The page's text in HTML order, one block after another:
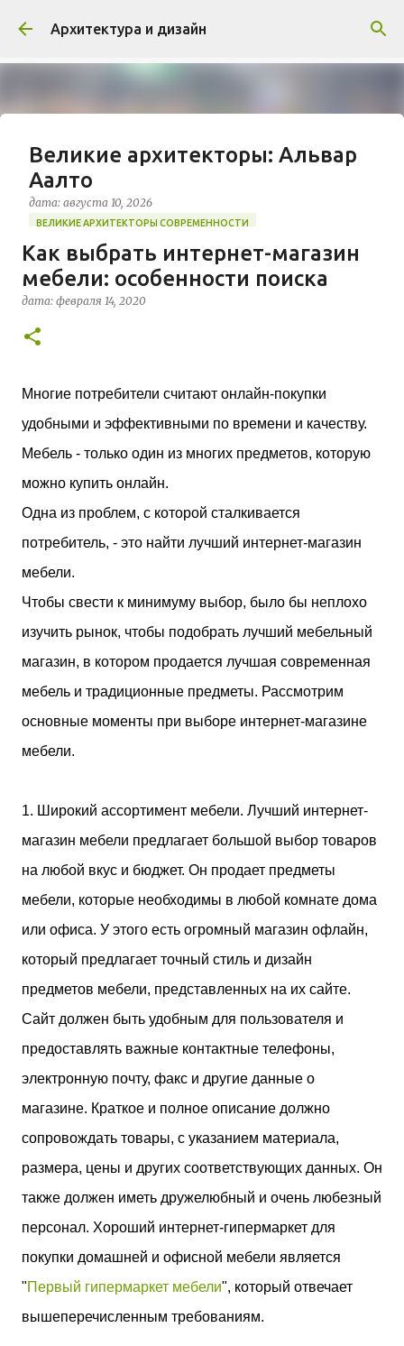
К основному контенту
Архитектура и дизайн
Великие архитекторы: Альвар
Аалто
дата: августа 10, 2026
ВЕЛИКИЕ АРХИТЕКТОРЫ СОВРЕМЕННОСТИ
https://www.archdaily.com/326424/happy-115th-
birthday-alvar-aalto Алвар Аалто (1898–1976) по
праву считается знаковой фигурой модернизма
Финляндии. Его творческий метод отличался
архитектурный стиль. Аалто стремился к
(Gesamtkunstwerk), поэтому его талант проявился
не только в проектировании зданий, но и в
создании предметов интерьера: от
осветительных приборов до авторской
стеклянной посуды и мебели. Путь мастера
начался в Ювяскюля, где он провел детство после
рождения в Алайярви. Получив диплом
Хельсинкского технического университета в 1923
ранних проектах прослеживались черты
нордического классицизма, то после свадебного
и соратницей Айно Марсио, его взгляды
претерпели изменения под влиянием
работах Аа...
Как выбрать интернет-магазин
мебели: особенности поиска
дата: февраля 14, 2020
Многие потребители считают онлайн-покупки
удобными и эффективными по времени и качеству.
Мебель - только один из многих предметов, которую
можно купить онлайн.
Одна из проблем, с которой сталкивается
потребитель, - это найти лучший интернет-магазин
мебели.
Чтобы свести к минимуму выбор, было бы неплохо
изучить рынок, чтобы подобрать лучший мебельный
магазин, в котором продается лучшая современная
мебель и традиционные предметы. Рассмотрим
основные моменты при выборе интернет-магазине
мебели.
1. Широкий ассортимент мебели. Лучший интернет-
магазин мебели предлагает большой выбор товаров
на любой вкус и бюджет. Он продает предметы
мебели, которые необходимы в любой комнате дома
или офиса. У этого есть огромный магазин офлайн,
который предлагает точный стиль и дизайн
предметов мебели, представленных на их сайте.
Сайт должен быть удобным для пользователя и
предоставлять важные контактные телефоны,
электронную почту, факс и другие данные о
магазине. Краткое и полное описание должно
сопровождать товары, с указанием материала,
размера, цены и других соответствующих данных. Он
также должен иметь дружелюбный и очень любезный
персонал. Хороший интернет-гипермаркет для
покупки домашней и офисной мебели является
"Первый гипермаркет мебели", который отвечает
вышеперечисленным требованиям.